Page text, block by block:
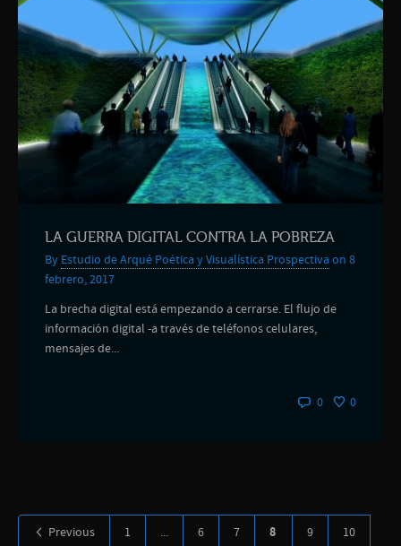
LA GUERRA DIGITAL CONTRA LA POBREZA
By Estudio de Arqué Poética y Visualística Prospectivaon 8
febrero, 2017
La brecha digital está empezando a cerrarse. El flujo de
información digital -a través de teléfonos celulares,
mensajes de...
0 0
Previous 1 ... 6 7 8 9 10